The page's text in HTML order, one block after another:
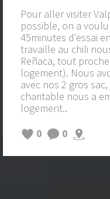
Pour aller visiter
possible, on a
45minutes d'essai
travaille au chili
Reñaca, tout
logement). Nous
avec nos 2 gros
charitable nous a
logement..
0
0